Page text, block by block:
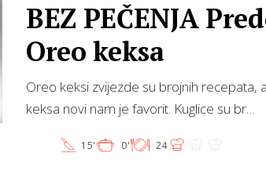
BEZ PEČENJA
Oreo keksa
Oreo keksi zvijezde su brojnih recepata,
keksa novi nam je favorit. Kuglice su br…
15' 0' 24